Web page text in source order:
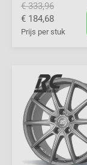
€ 333,96
€ 184,68
Prijs per stuk